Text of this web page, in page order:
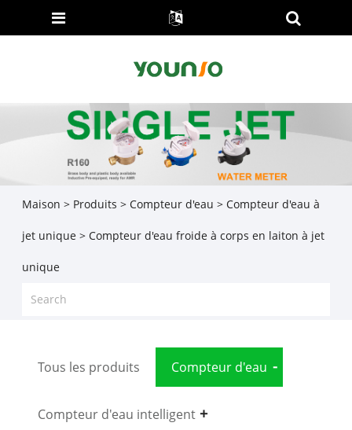
Maison > Produits > Compteur d'eau > Compteur d'eau à
jet unique> Compteur d'eau froide à corps en laiton à jet
unique
Tous les produits Compteur d'eau
Compteur d'eau intelligent